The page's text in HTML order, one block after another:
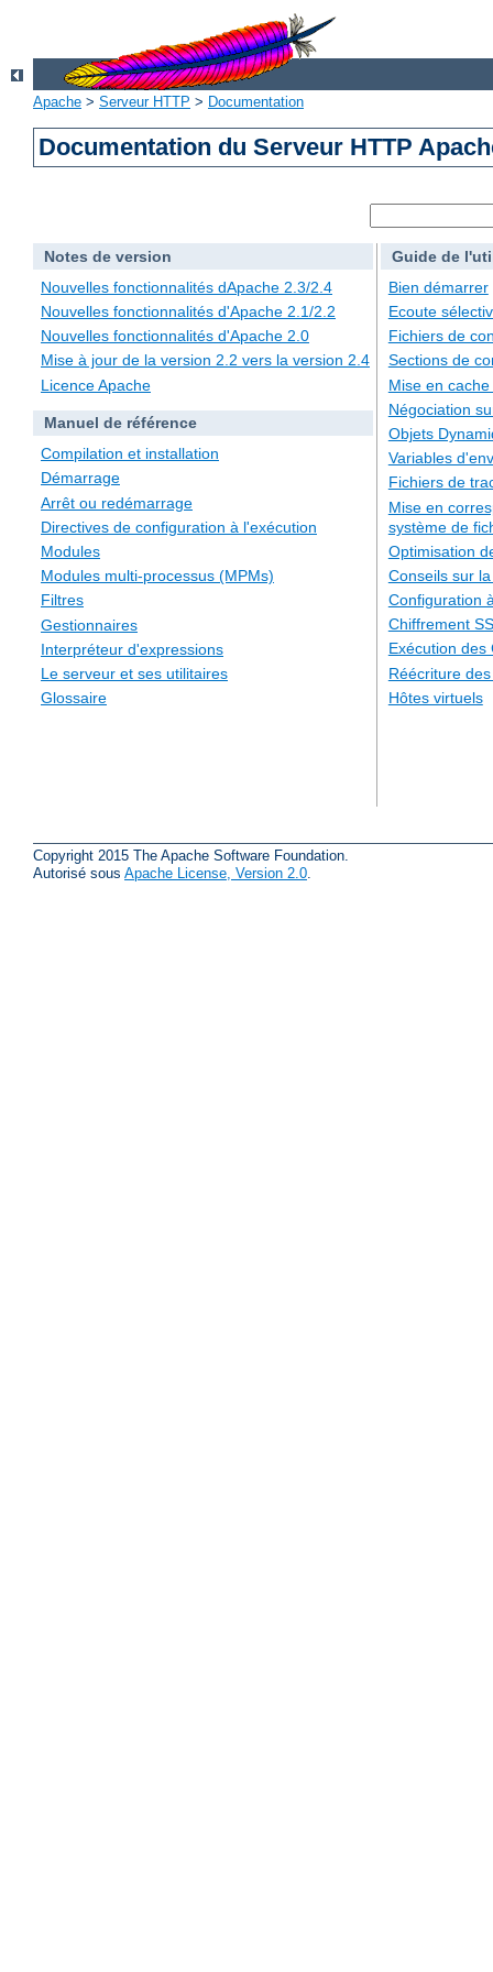
Apache > Serveur HTTP > Documentation
Documentation du Serveur HTTP
Notes de version
Nouvelles fonctionnalités dApache 2.3/2.4
Nouvelles fonctionnalités d'Apache 2.1/2.2
Nouvelles fonctionnalités d'Apache 2.0
Mise à jour de la version 2.2 vers la version 2.4
Licence Apache
Manuel de référence
Compilation et installation
Démarrage
Arrêt ou redémarrage
Directives de configuration à l'exécution
Modules
Modules multi-processus (MPMs)
Filtres
Gestionnaires
Interpréteur d'expressions
Le serveur et ses utilitaires
Glossaire
Guide de
Bien démarrer
Ecoute
Fichiers de
Sections de
Mise en
Négociation
Objets
Variables
Fichiers de
Mise en
système de
Optimisation
Conseils sur
Configuration
Chiffrement
Exécution des
Réécriture
Hôtes virtuels
Copyright 2015 The Apache Software Foundation.
Autorisé sous Apache License, Version 2.0